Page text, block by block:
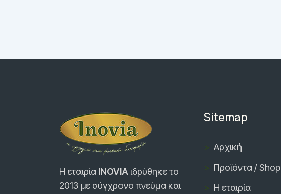
Η εταιρία INOVIA ιδρύθηκε τo
2013 με σύγχρονο πνεύμα και
Sitemap
Αρχική
Προϊόντα / Shop
Η εταιρία